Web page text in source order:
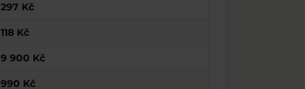
297 Kč
118 Kč
9 900 Kč
990 Kč